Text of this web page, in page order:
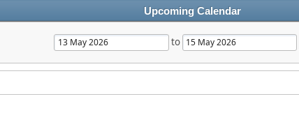
Upcoming Calendar
to